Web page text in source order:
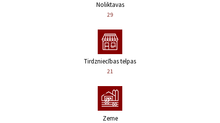
Noliktavas
29
Tirdzniecības telpas
21
Zeme